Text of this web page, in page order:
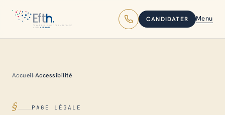
CANDIDATER Menu
Accueil Accessibilité
§ PAGE LÉGALE